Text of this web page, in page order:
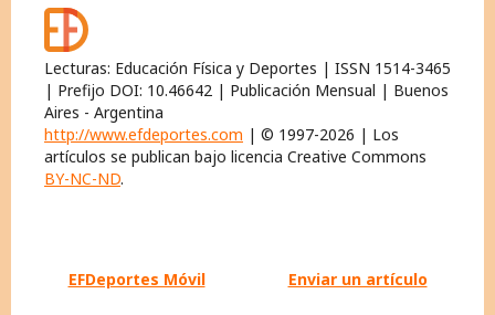
Lecturas: Educación Física y Deportes | ISSN 1514-3465
| Prefijo DOI: 10.46642 | Publicación Mensual | Buenos
Aires - Argentina
http://www.efdeportes.com | © 1997-2026 | Los
artículos se publican bajo licencia Creative Commons
BY-NC-ND.
EFDeportes Móvil Enviar un artículo